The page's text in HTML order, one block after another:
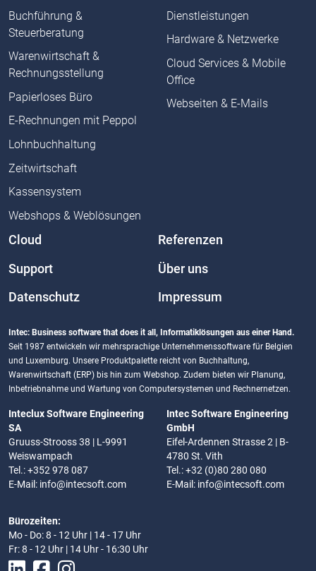
Buchführung &
Steuerberatung
Warenwirtschaft &
Rechnungsstellung
Papierloses Büro
E-Rechnungen mit Peppol
Lohnbuchhaltung
Zeitwirtschaft
Kassensystem
Webshops & Weblösungen
Dienstleistungen
Hardware & Netzwerke
Cloud Services & Mobile
Office
Webseiten & E-Mails
Cloud Referenzen
Support Über uns
Datenschutz Impressum
Intec: Business software that does it all, Informatiklösungen aus einer Hand.
Seit 1987 entwickeln wir mehrsprachige Unternehmenssoftware für Belgien
und Luxemburg. Unsere Produktpalette reicht von Buchhaltung,
Warenwirtschaft (ERP) bis hin zum Webshop. Zudem bieten wir Planung,
Inbetriebnahme und Wartung von Computersystemen und Rechnernetzen.
Inteclux Software Engineering
SA
Gruuss-Strooss 38 | L-9991
Weiswampach
Tel.: +352 978 087
E-Mail: info@intecsoft.com
Intec Software Engineering
GmbH
Eifel-Ardennen Strasse 2 | B-
4780 St. Vith
Tel.: +32 (0)80 280 080
E-Mail: info@intecsoft.com
Bürozeiten:
Mo - Do: 8 - 12 Uhr | 14 - 17 Uhr
Fr: 8 - 12 Uhr | 14 Uhr - 16:30 Uhr